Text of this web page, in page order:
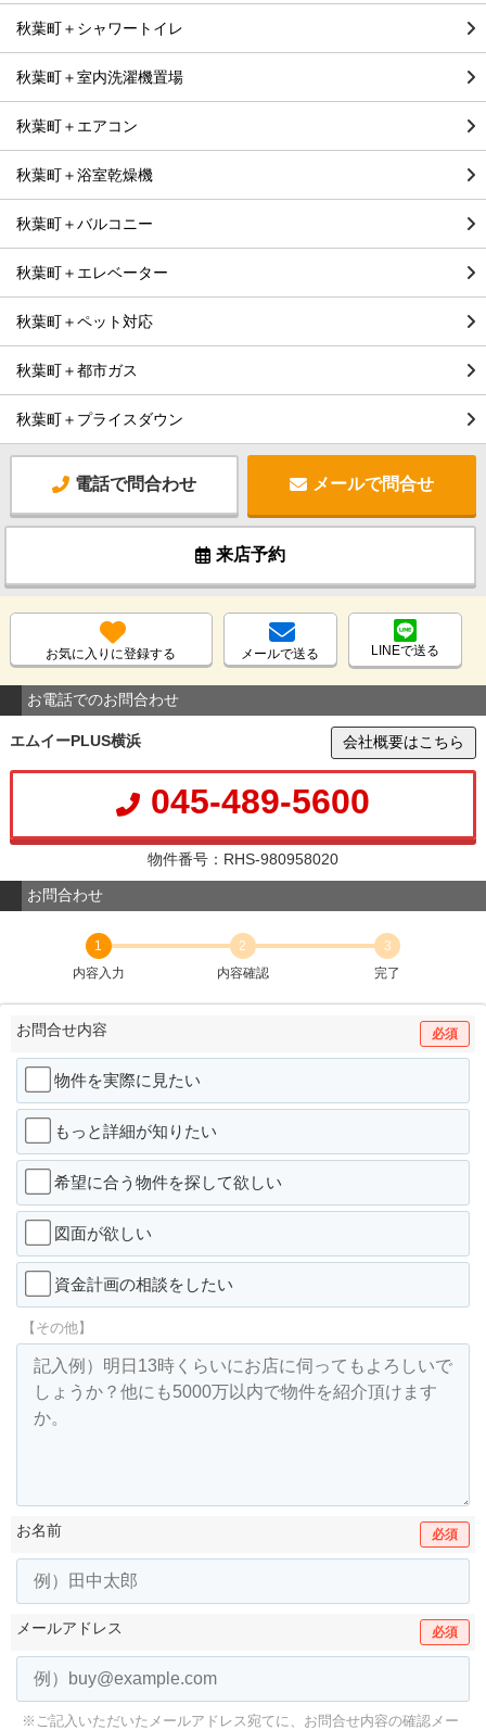
秋葉町＋シャワートイレ
秋葉町＋室内洗濯機置場
秋葉町＋エアコン
秋葉町＋浴室乾燥機
秋葉町＋バルコニー
秋葉町＋エレベーター
秋葉町＋ペット対応
秋葉町＋都市ガス
秋葉町＋プライスダウン
電話で問合わせ メールで問合せ
来店予約
お気に入りに登録する メールで送る LINEで送る
お電話でのお問合わせ
エムイーPLUS横浜 会社概要はこちら
045-489-5600
物件番号：RHS-980958020
お問合わせ
1
内容入力
2
内容確認
3
完了
お問合せ内容 必須
物件を実際に見たい
もっと詳細が知りたい
希望に合う物件を探して欲しい
図面が欲しい
資金計画の相談をしたい
【その他】
お名前 必須
メールアドレス 必須
※ご記入いただいたメールアドレス宛てに、お問合せ内容の確認メー